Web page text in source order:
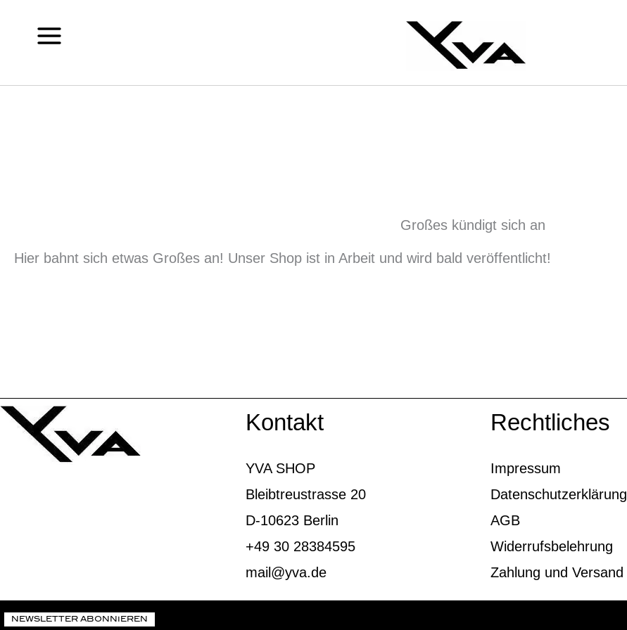
Großes kündigt sich an
Hier bahnt sich etwas Großes an! Unser Shop ist in Arbeit und wird bald veröffentlicht!
Kontakt
YVA SHOP
Bleibtreustrasse 20
D-10623 Berlin
+49 30 28384595
mail@yva.de
Rechtliches
Impressum
Datenschutzerklärung
AGB
Widerrufsbelehrung
Zahlung und Versand
NEWSLETTER ABONNIEREN